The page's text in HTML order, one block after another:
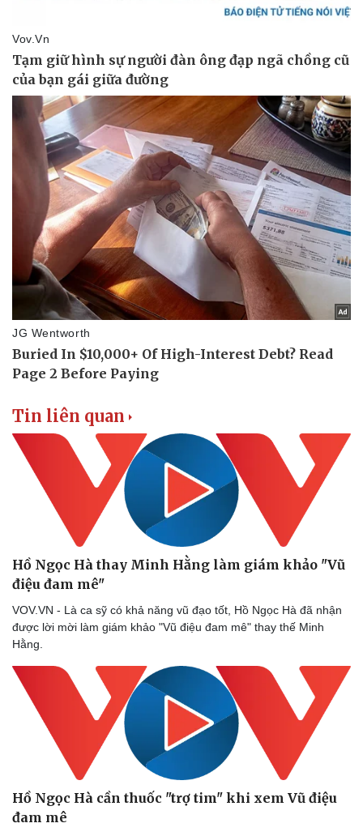
Sức khỏe
Dinh dưỡng - món ngon
Cây thuốc
Sản phụ khoa
Nhi khoa
Nam khoa
Làm đẹp - giảm cân
Phòng mạch online
Ăn sạch sống khỏe
Đời sống
Nhà đẹp
Tình yêu - Gia đình
Tin liên quan
Hồ Ngọc Hà thay Minh Hằng làm giám khảo "Vũ
điệu đam mê"
VOV.VN - Là ca sỹ có khả năng vũ đạo tốt, Hồ Ngọc Hà đã nhận
được lời mời làm giám khảo "Vũ điệu đam mê" thay thế Minh
Hằng.
Hồ Ngọc Hà cần thuốc "trợ tim" khi xem Vũ điệu
đam mê